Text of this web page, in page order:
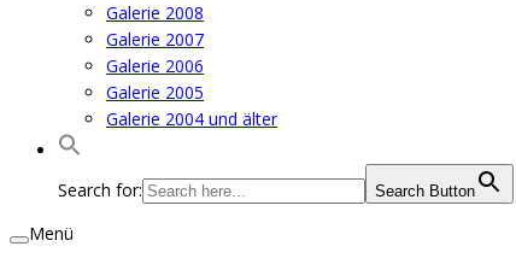
Galerie 2008
Galerie 2007
Galerie 2006
Galerie 2005
Galerie 2004 und älter
Search for: Search Button
Menü